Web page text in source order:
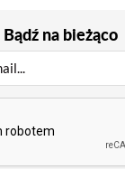
Bądź na bieżąco